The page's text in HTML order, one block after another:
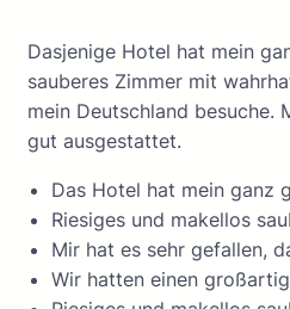
Dasjenige Hotel hat mein
sauberes Zimmer mit
mein Deutschland besuche.
gut ausgestattet.
Das Hotel hat mein ganz
Riesiges und makellos
Mir hat es sehr gefallen,
Wir hatten einen